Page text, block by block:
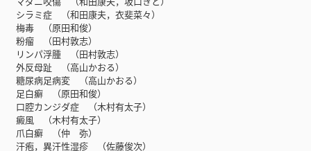
シラミ症 （和田康夫，衣斐菜々）
梅毒 （原田和俊）
粉瘤 （田村敦志）
リンパ浮腫 （田村敦志）
外反母趾 （高山かおる）
糖尿病足病変 （高山かおる）
足白癬 （原田和俊）
口腔カンジダ症 （木村有太子）
癜風 （木村有太子）
爪白癬 （仲 弥）
汗疱，異汗性湿疹 （佐藤俊次）